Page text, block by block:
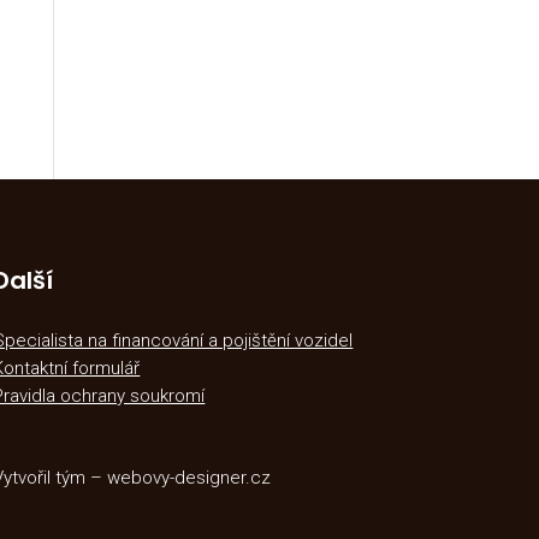
na financování a pojištění vozidel
formulář
ochrany soukromí
tým – webovy-designer.cz